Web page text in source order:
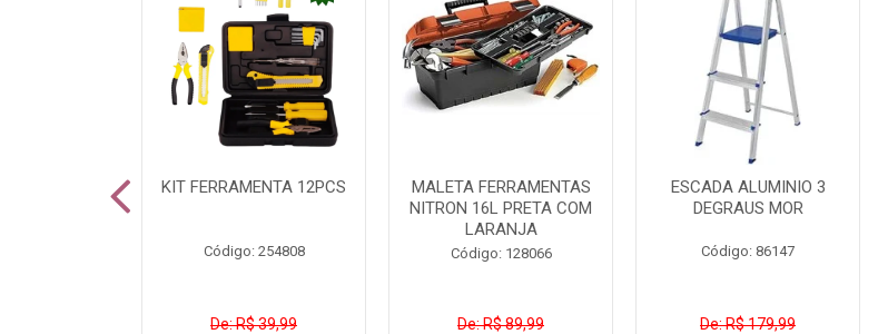
KIT FERRAMENTA 12PCS
Código: 254808
De: R$ 39,99
MALETA FERRAMENTAS
NITRON 16L PRETA COM
LARANJA
Código: 128066
De: R$ 89,99
ESCADA ALUMINIO 3
DEGRAUS MOR
Código: 86147
De: R$ 179,99